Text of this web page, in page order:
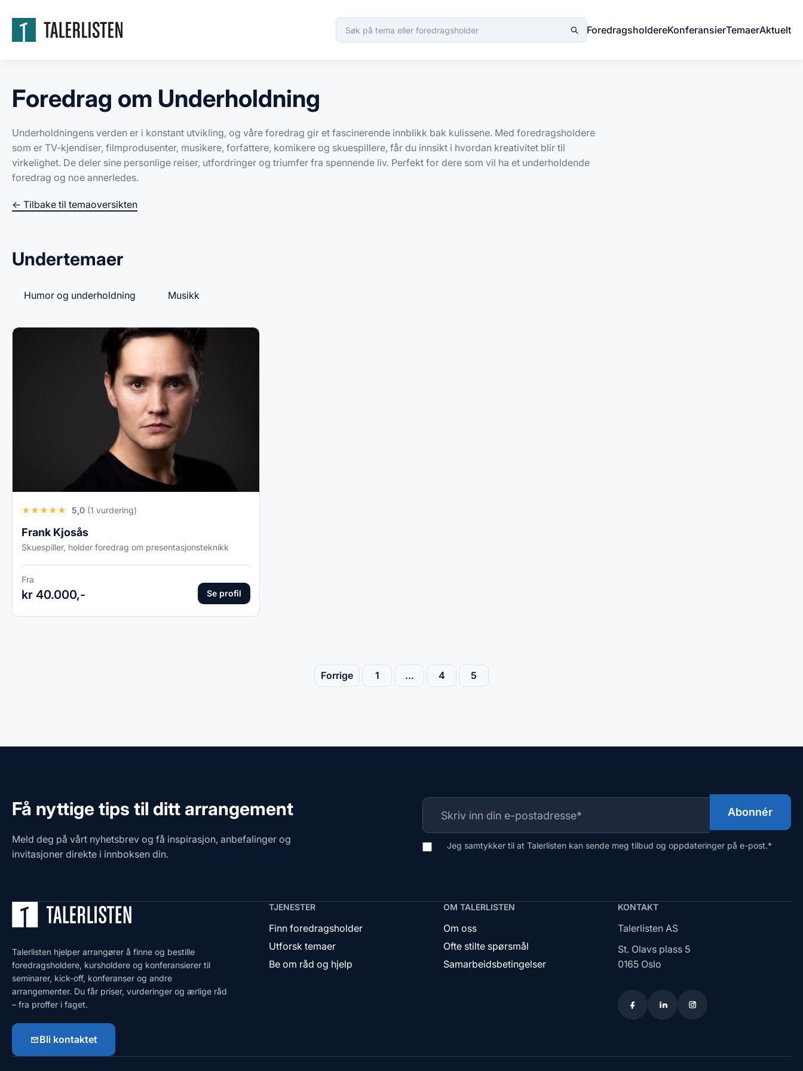
ForedragsholdereKonferansierTemaerAktuelt
Foredrag om Underholdning
Underholdningens verden er i konstant utvikling, og våre foredrag gir et fascinerende innblikk bak kulissene. Med foredragsholdere
som er TV-kjendiser, filmprodusenter, musikere, forfattere, komikere og skuespillere, får du innsikt i hvordan kreativitet blir til
virkelighet. De deler sine personlige reiser, utfordringer og triumfer fra spennende liv. Perfekt for dere som vil ha et underholdende
foredrag og noe annerledes.
← Tilbake til temaoversikten
Undertemaer
Humor og underholdning Musikk
★★★★★ 5,0 (1 vurdering)
Frank Kjosås
Skuespiller, holder foredrag om presentasjonsteknikk
Fra
kr 40.000,- Se profil
Forrige 1 … 4 5
Få nyttige tips til ditt arrangement
Meld deg på vårt nyhetsbrev og få inspirasjon, anbefalinger og
invitasjoner direkte i innboksen din.
Jeg samtykker til at Talerlisten kan sende meg tilbud og oppdateringer på e-post.*
Talerlisten hjelper arrangører å finne og bestille
foredragsholdere, kursholdere og konferansierer til
seminarer, kick-off, konferanser og andre
arrangementer. Du får priser, vurderinger og ærlige råd
– fra proffer i faget.
Bli kontaktet
TJENESTER
Finn foredragsholder
Utforsk temaer
Be om råd og hjelp
OM TALERLISTEN
Om oss
Ofte stilte spørsmål
Samarbeidsbetingelser
KONTAKT
Talerlisten AS
St. Olavs plass 5
0165 Oslo